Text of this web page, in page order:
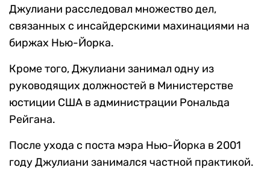
Джулиани расследовал множество дел,
связанных с инсайдерскими махинациями на
биржах Нью-Йорка.
Кроме того, Джулиани занимал одну из
руководящих должностей в Министерстве
юстиции США в администрации Рональда
Рейгана.
После ухода с поста мэра Нью-Йорка в 2001
году Джулиани занимался частной практикой.